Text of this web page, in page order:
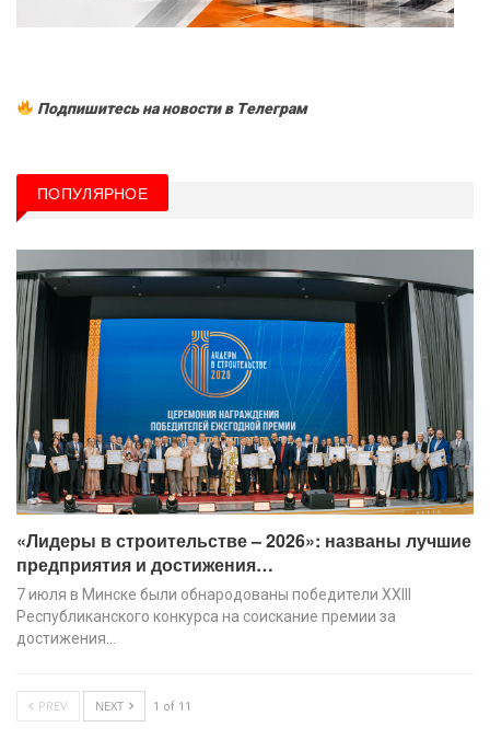
Подпишитесь на новости в Tелеграм
ПОПУЛЯРНОЕ
«Лидеры в строительстве – 2026»: названы лучшие
предприятия и достижения…
7 июля в Минске были обнародованы победители XХIII
Республиканского конкурса на соискание премии за
достижения…
PREV NEXT 1 of 11